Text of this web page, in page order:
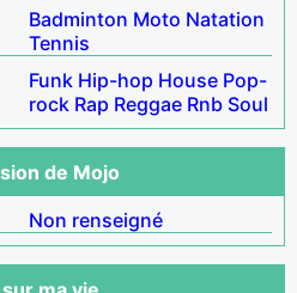
Badminton Moto Natation
Tennis
Funk Hip-hop House Pop-
rock Rap Reggae Rnb Soul
de Mojo
Non renseigné